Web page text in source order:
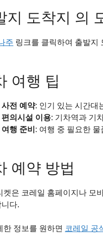
지 도착지 의
주 링크를 클릭하여 출발지
여행 팁
사전 예약: 인기 있는 시간대
편의시설 이용: 기차역과 기
여행 준비: 여행 중 필요한
예약 방법
켓은 코레일 홈페이지나 모
다.
한 정보를 원하면 코레일 공